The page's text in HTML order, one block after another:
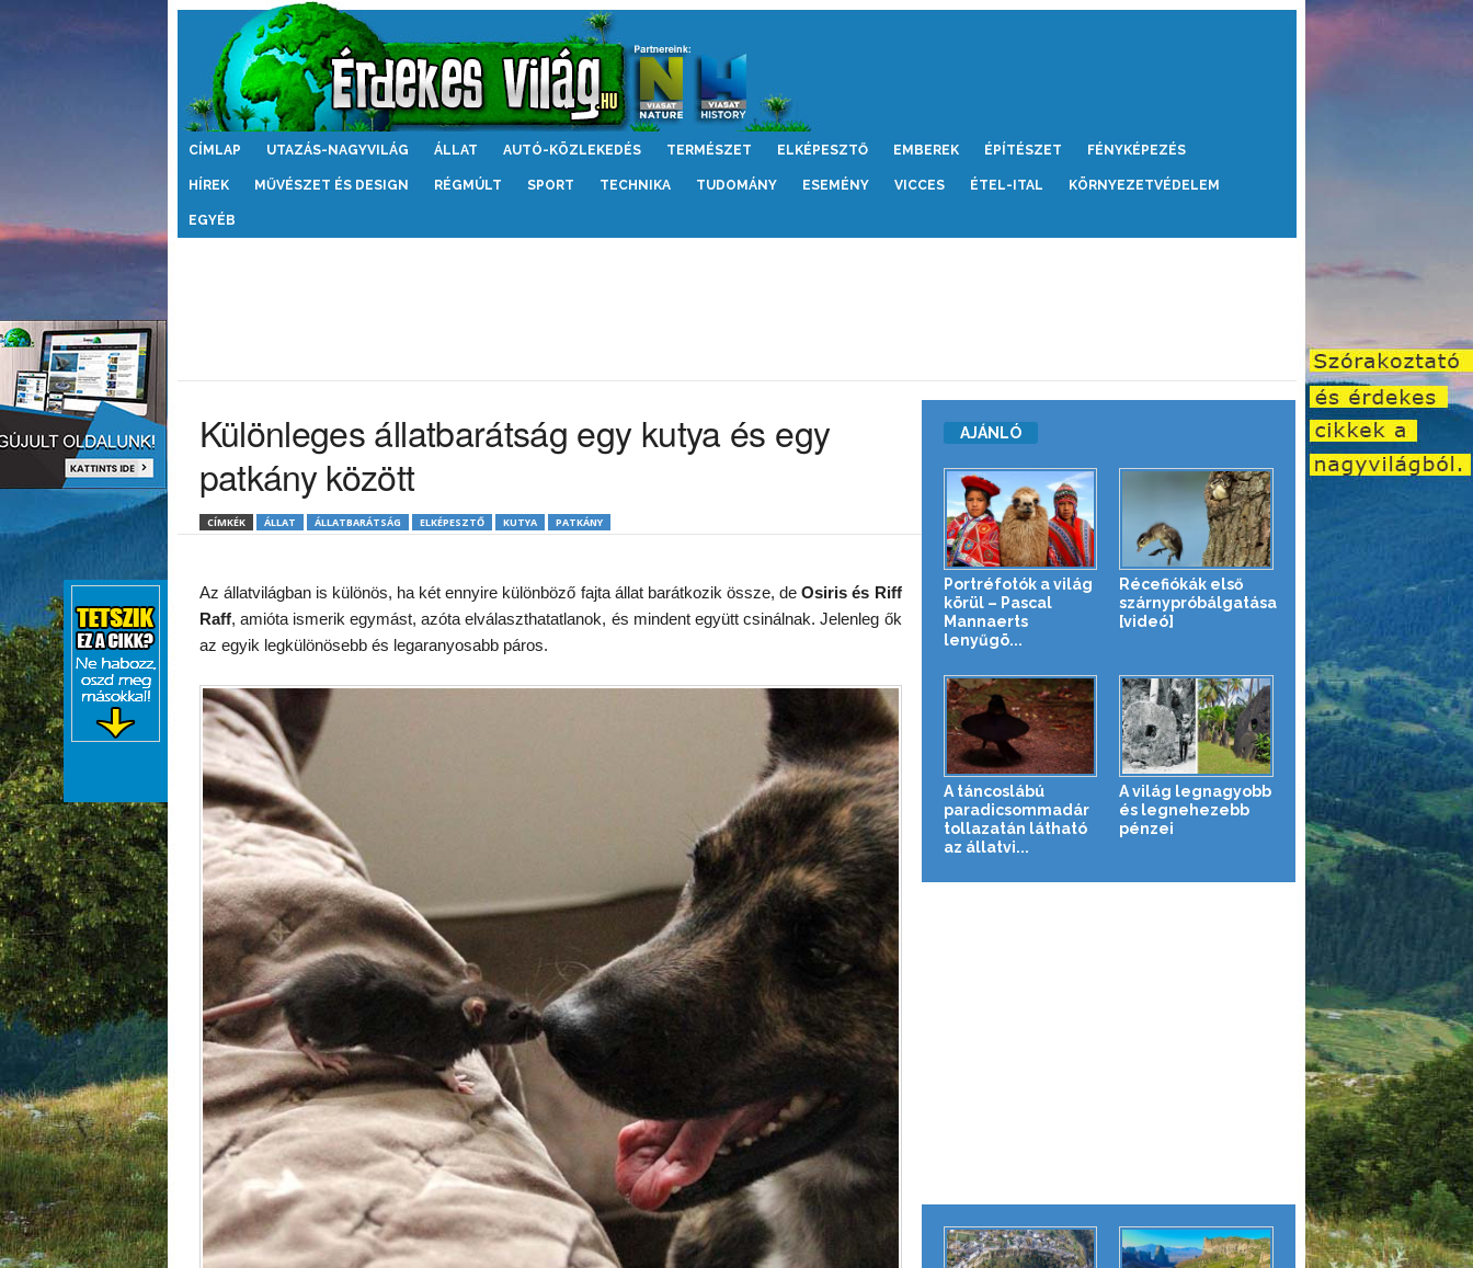
Érdekes
CÍMLAP UTAZÁS-NAGYVILÁG ÁLLAT AUTÓ-KÖZLEKEDÉS TERMÉSZET ELKÉPESZTŐ EMBEREK ÉPÍTÉSZET FÉNYKÉPEZÉS
HÍREK MŰVÉSZET ÉS DESIGN RÉGMÚLT SPORT TECHNIKA TUDOMÁNY ESEMÉNY VICCES ÉTEL-ITAL KÖRNYEZETVÉDELEM
EGYÉB
Különleges állatbarátság egy kutya és egy
patkány között
CÍMKÉK ÁLLAT ÁLLATBARÁTSÁG ELKÉPESZTŐ KUTYA PATKÁNY
Az állatvilágban is különös, ha két ennyire különböző fajta állat barátkozik össze, deOsiris és Riff
Raff, amióta ismerik egymást, azóta elválaszthatatlanok, és mindent együtt csinálnak.Jelenleg ők
az egyik legkülönösebb és legaranyosabb páros.
AJÁNLÓ
Portréfotók a világ
körül – Pascal
Mannaerts
lenyűgö...
Récefiókák első
szárnypróbálgatása
[videó]
A táncoslábú
paradicsommadár
tollazatán látható
az állatvi...
A világ legnagyobb
és legnehezebb
pénzei